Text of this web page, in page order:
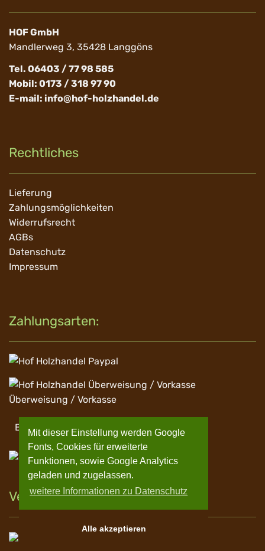
Mit dieser Einstellung werden Google
Fonts, Cookies für erweiterte
Funktionen, sowie Google Analytics
geladen und zugelassen.
weitere Informationen zu Datenschutz
Alle akzeptieren
HOF GmbH
Mandlerweg 3, 35428 Langgöns
Tel. 06403 / 77 98 585
Mobil: 0173 / 318 97 90
E-mail: info@hof-holzhandel.de
Rechtliches
Navigation
überspringen
Lieferung
Zahlungsmöglichkeiten
Widerrufsrecht
AGBs
Datenschutz
Impressum
Zahlungsarten:
Überweisung / Vorkasse
Barzahlung
EC Zahlung
Versand